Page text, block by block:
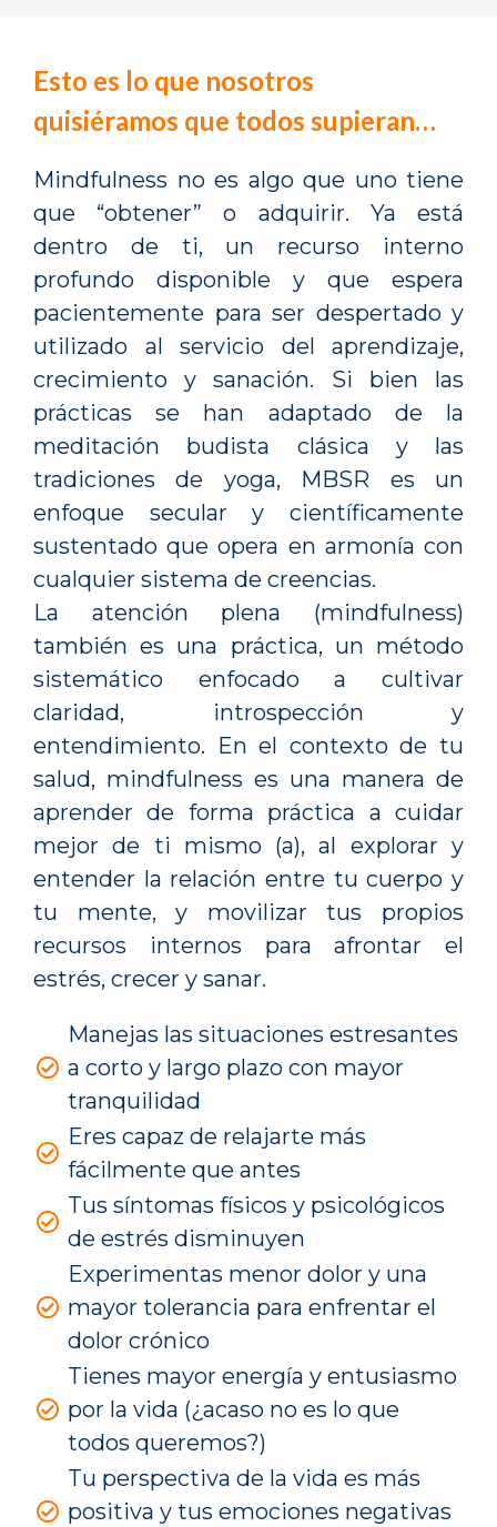
Esto es lo que nosotros
quisiéramos que todos supieran…
Mindfulness no es algo que uno tiene
que “obtener” o adquirir. Ya está
dentro de ti, un recurso interno
profundo disponible y que espera
pacientemente para ser despertado y
utilizado al servicio del aprendizaje,
crecimiento y sanación. Si bien las
prácticas se han adaptado de la
meditación budista clásica y las
tradiciones de yoga, MBSR es un
enfoque secular y científicamente
sustentado que opera en armonía con
cualquier sistema de creencias.
La atención plena (mindfulness)
también es una práctica, un método
sistemático enfocado a cultivar
claridad, introspección y
entendimiento. En el contexto de tu
salud, mindfulness es una manera de
aprender de forma práctica a cuidar
mejor de ti mismo (a), al explorar y
entender la relación entre tu cuerpo y
tu mente, y movilizar tus propios
recursos internos para afrontar el
estrés, crecer y sanar.
Manejas las situaciones estresantes
a corto y largo plazo con mayor
tranquilidad
Eres capaz de relajarte más
fácilmente que antes
Tus síntomas físicos y psicológicos
de estrés disminuyen
Experimentas menor dolor y una
mayor tolerancia para enfrentar el
dolor crónico
Tienes mayor energía y entusiasmo
por la vida (¿acaso no es lo que
todos queremos?)
Tu perspectiva de la vida es más
positiva y tus emociones negativas